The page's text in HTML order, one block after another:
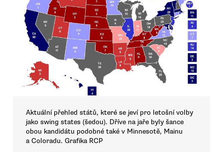
Aktuální přehled států, které se jeví pro letošní volby
jako swing states (šedou). Dříve na jaře byly šance
obou kandidátu podobné také v Minnesotě, Mainu
a Coloradu. Grafika RCP